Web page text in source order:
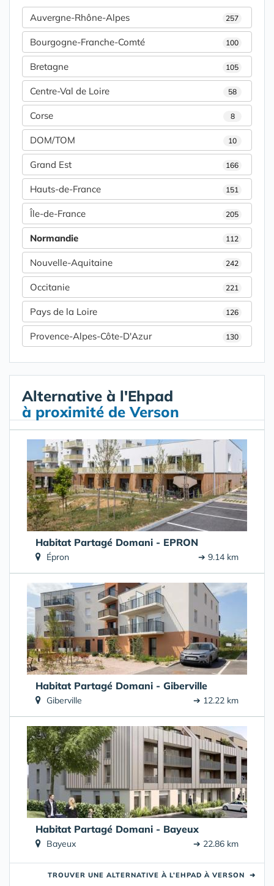
Auvergne-Rhône-Alpes 257
Bourgogne-Franche-Comté 100
Bretagne 105
Centre-Val de Loire 58
Corse 8
DOM/TOM 10
Grand Est 166
Hauts-de-France 151
Île-de-France 205
Normandie 112
Nouvelle-Aquitaine 242
Occitanie 221
Pays de la Loire 126
Provence-Alpes-Côte-D'Azur 130
Alternative à l'Ehpad
à proximité de Verson
Habitat Partagé Domani - EPRON
Épron ➔ 9.14 km
Habitat Partagé Domani - Giberville
Giberville ➔ 12.22 km
Habitat Partagé Domani - Bayeux
Bayeux ➔ 22.86 km
TROUVER UNE ALTERNATIVE À L’EHPAD À VERSON ➜